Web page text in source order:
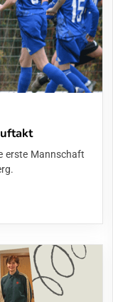
erste Mannschaft